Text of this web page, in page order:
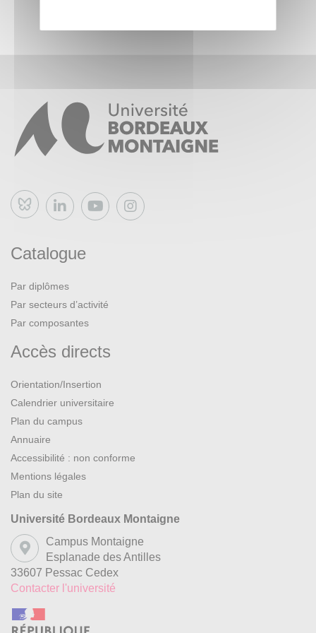
La seconde partie de cette formation sera facultative et
Il sera nécessaire d’avoir assisté à la séance 1 pour
participer à la séance 2.
Bluesky
Catalogue
Par diplômes
Par secteurs d’activité
Par composantes
Accès directs
Orientation/Insertion
Calendrier universitaire
Plan du campus
Annuaire
Accessibilité : non conforme
Mentions légales
Plan du site
Université Bordeaux Montaigne
Campus Montaigne
Esplanade des Antilles
33607 Pessac Cedex
Contacter l'université